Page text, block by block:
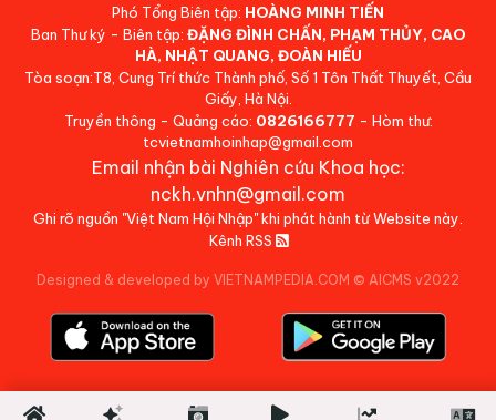
Phó Tổng Biên tập: HOÀNG MINH TIẾN
Ban Thư ký - Biên tập: ĐẶNG ĐÌNH CHẤN, PHẠM THỦY, CAO
HÀ, NHẬT QUANG, ĐOÀN HIẾU
Tòa soạn:T8, Cung Trí thức Thành phố, Số 1 Tôn Thất Thuyết, Cầu
Giấy, Hà Nội.
Truyền thông - Quảng cáo: 0826166777 - Hòm thư:
tcvietnamhoinhap@gmail.com
Email nhận bài Nghiên cứu Khoa học:
nckh.vnhn@gmail.com
Ghi rõ nguồn "Việt Nam Hội Nhập" khi phát hành từ Website này.
Kênh RSS
Designed & developed by VIETNAMPEDIA.COM © AICMS v2022